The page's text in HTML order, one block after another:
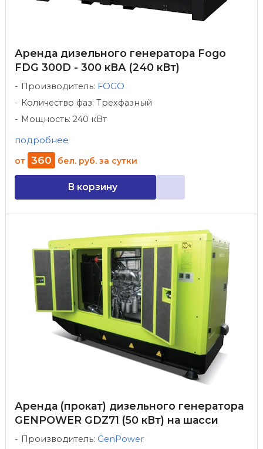
Аренда дизельного генератора Fogo
FDG 300D - 300 кВА (240 кВт)
Производитель: FOGO
Количество фаз: Трехфазный
Мощность: 240 кВт
подробнее
от 360 бел. руб. за сутки
В корзину
Аренда (прокат) дизельного генератора
GENPOWER GDZ71 (50 кВт) на шасси
Производитель: GenPower